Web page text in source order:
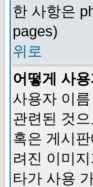
한 사항은
pages)
위로
어떻게 사
사용자 이
관련된 것
혹은 게시
려진 이미
타가 사용